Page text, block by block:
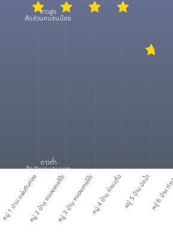
หมู่ 1 บ้าน แผ่นดินทองหมู่ 2 บ้าน หนองยายโต๊ะหมู่ 3 บ้าน หนองยายโต๊ะหมู่ 4 บ้าน ท่ามะเดื่อ หมู่ 5 บ้าน บ่อน้ำหมู่ 6 บ้า
ดาวสูง
สัดส่วนคนจนน้อย
ดาวต่ำ
สัดส่วนคนจนมาก